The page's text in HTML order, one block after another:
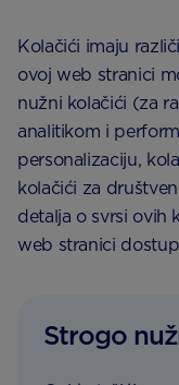
Kolačići imaju
ovoj web stranici
nužni kolačići (za
analitikom i
personalizaciju,
kolačići za
detalja o svrsi ovih
web stranici
Strogo